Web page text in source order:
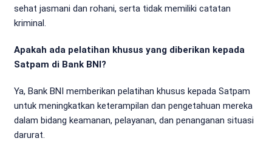
sehat jasmani dan rohani, serta tidak memiliki catatan
kriminal.
Apakah ada pelatihan khusus yang diberikan kepada
Satpam di Bank BNI?
Ya, Bank BNI memberikan pelatihan khusus kepada Satpam
untuk meningkatkan keterampilan dan pengetahuan mereka
dalam bidang keamanan, pelayanan, dan penanganan situasi
darurat.